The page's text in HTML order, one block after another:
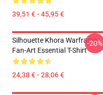
39,51 € - 45,95 €
Silhouette Khora Warframe
Fan-Art Essential T-Shirt
24,38 € - 28,06 €
-20%